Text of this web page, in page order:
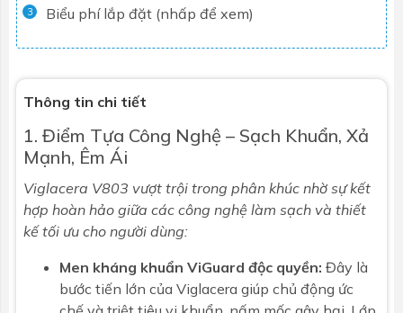
3 Biểu phí lắp đặt (nhấp để xem)
Thông tin chi tiết
1. Điểm Tựa Công Nghệ – Sạch Khuẩn, Xả
Mạnh, Êm Ái
Viglacera V803 vượt trội trong phân khúc nhờ sự kết
hợp hoàn hảo giữa các công nghệ làm sạch và thiết
kế tối ưu cho người dùng:
Men kháng khuẩn ViGuard độc quyền: Đây là
bước tiến lớn của Viglacera giúp chủ động ức